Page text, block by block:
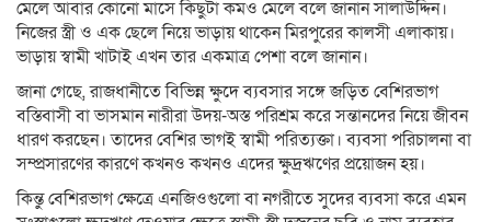
মেলে আবার কোনো মাসে কিছুটা কমও মেলে বলে জানান সালাউদ্দিন।
নিজের স্ত্রী ও এক ছেলে নিয়ে ভাড়ায় থাকেন মিরপুরের কালসী এলাকায়।
ভাড়ায় স্বামী খাটাই এখন তার একমাত্র পেশা বলে জানান।
জানা গেছে, রাজধানীতে বিভিন্ন ক্ষুদে ব্যবসার সঙ্গে জড়িত বেশিরভাগ
বস্তিবাসী বা ভাসমান নারীরা উদয়-অস্ত পরিশ্রম করে সন্তানদের নিয়ে জীবন
ধারণ করছেন। তাদের বেশির ভাগই স্বামী পরিত্যক্তা। ব্যবসা পরিচালনা বা
সম্প্রসারণের কারণে কখনও কখনও এদের ক্ষুদ্রঋণের প্রয়োজন হয়।
কিন্তু বেশিরভাগ ক্ষেত্রে এনজিওগুলো বা নগরীতে সুদের ব্যবসা করে এমন